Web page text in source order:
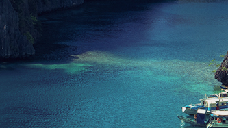
Highlights
Icon With Text
Lists
Title & Subtitle
Title & Subtitle